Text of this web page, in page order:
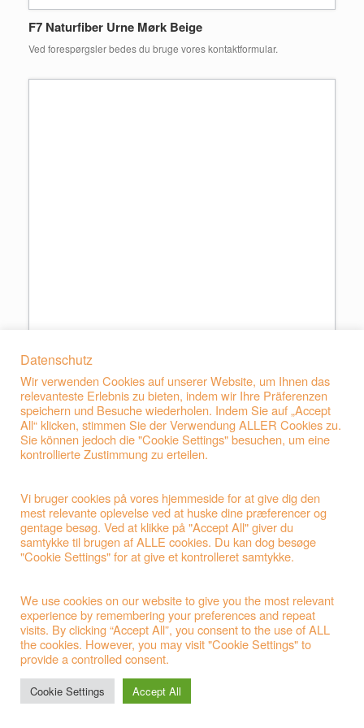
F23 Naturfiber Urne Rød med Guldring
F30 Naturfiber Urne Grå med Guldkors
Ved forespørgsler bedes du bruge vores kontaktformular.
Datenschutz
Wir verwenden Cookies auf unserer Website, um Ihnen das
relevanteste Erlebnis zu bieten, indem wir Ihre Präferenzen
speichern und Besuche wiederholen. Indem Sie auf „Accept
All“ klicken, stimmen Sie der Verwendung ALLER Cookies zu.
Sie können jedoch die "Cookie Settings" besuchen, um eine
kontrollierte Zustimmung zu erteilen.
Vi bruger cookies på vores hjemmeside for at give dig den
mest relevante oplevelse ved at huske dine præferencer og
gentage besøg. Ved at klikke på "Accept All" giver du
samtykke til brugen af ALLE cookies. Du kan dog besøge
"Cookie Settings" for at give et kontrolleret samtykke.
We use cookies on our website to give you the most relevant
experience by remembering your preferences and repeat
visits. By clicking “Accept All”, you consent to the use of ALL
the cookies. However, you may visit "Cookie Settings" to
provide a controlled consent.
Cookie Settings Accept All